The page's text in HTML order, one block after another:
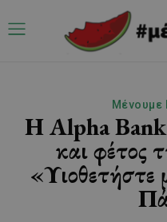
Μένουμε
Η Alpha Bank
και φέτος
«Υιοθετήστε